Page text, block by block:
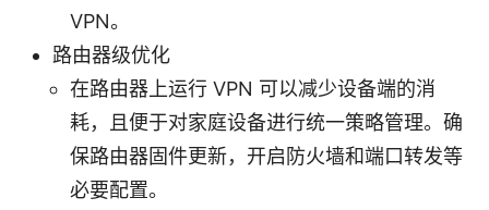
VPN。
路由器级优化
在路由器上运行 VPN 可以减少设备端的消
耗，且便于对家庭设备进行统一策略管理。确
保路由器固件更新，开启防火墙和端口转发等
必要配置。